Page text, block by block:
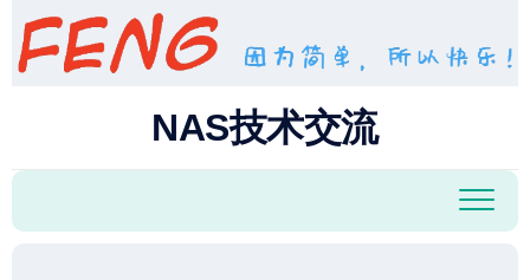
NAS技术交流